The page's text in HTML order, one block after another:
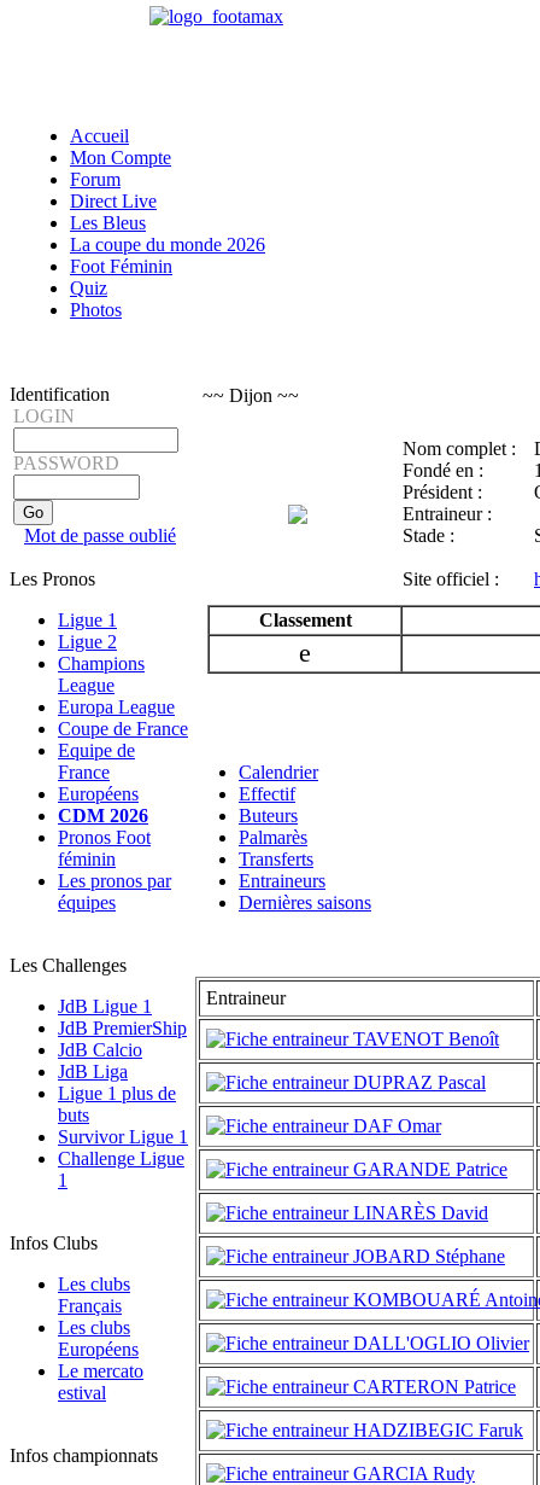
Accueil
Mon Compte
Forum
Direct Live
Les Bleus
La coupe du monde 2026
Foot Féminin
Quiz
Photos
Identification
LOGIN
PASSWORD
Mot de passe oublié
Les Pronos
Ligue 1
Ligue 2
Champions
League
Europa League
Coupe de France
Equipe de
France
Européens
CDM 2026
Pronos Foot
féminin
Les pronos par
équipes
Les Challenges
JdB Ligue 1
JdB PremierShip
JdB Calcio
JdB Liga
Ligue 1 plus de
buts
Survivor Ligue 1
Challenge Ligue
1
Infos Clubs
Les clubs
Français
Les clubs
Européens
Le mercato
estival
Infos championnats
~~ Dijon ~~
Nom complet :
Fondé en :
Président :
Entraineur :
Stade :
Site officiel :
Classement
e
Calendrier
Effectif
Buteurs
Palmarès
Transferts
Entraineurs
Dernières saisons
Entraineur
TAVENOT Benoît
DUPRAZ Pascal
DAF Omar
GARANDE Patrice
LINARÈS David
JOBARD Stéphane
KOMBOUARÉ
DALL'OGLIO Olivier
CARTERON Patrice
HADZIBEGIC Faruk
GARCIA Rudy